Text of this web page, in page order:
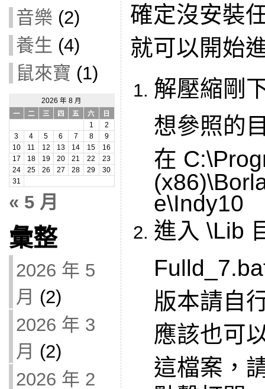
音樂 (2)
養生 (4)
鼠來寶 (1)
2026 年 8 月
一
二 三 四 五 六
日
1
2
3
4 5 6 7 8
9
10
11 12 13 14 15
16
17
18 19 20 21 22
23
24
25 26 27 28 29
30
31
« 5 月
彙整
2026 年 5
月 (2)
2026 年 3
月 (2)
2026 年 2
確定沒安裝
就可以開始
解壓縮剛
想參照的
在
e\Indy10
進入 \Lib
版本請自
應該也可
這檔案，